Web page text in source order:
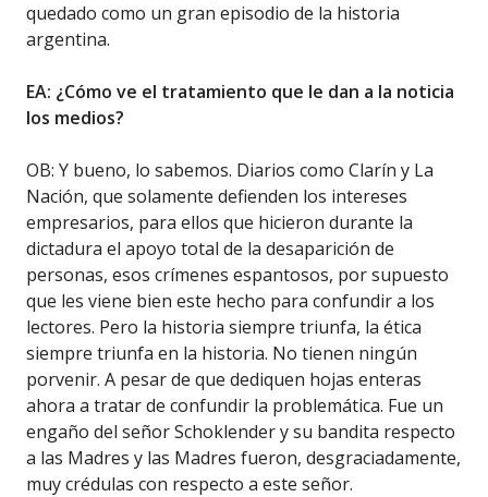
quedado como un gran episodio de la historia
argentina.
EA: ¿Cómo ve el tratamiento que le dan a la noticia
los medios?
OB: Y bueno, lo sabemos. Diarios como Clarín y La
Nación, que solamente defienden los intereses
empresarios, para ellos que hicieron durante la
dictadura el apoyo total de la desaparición de
personas, esos crímenes espantosos, por supuesto
que les viene bien este hecho para confundir a los
lectores. Pero la historia siempre triunfa, la ética
siempre triunfa en la historia. No tienen ningún
porvenir. A pesar de que dediquen hojas enteras
ahora a tratar de confundir la problemática. Fue un
engaño del señor Schoklender y su bandita respecto
a las Madres y las Madres fueron, desgraciadamente,
muy crédulas con respecto a este señor.